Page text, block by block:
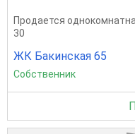
Продается
30
ЖК Бакинская 65
Собственник